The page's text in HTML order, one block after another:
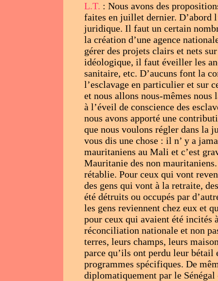
L.T. : Nous avons des
faites en juillet dernier. D’abord
juridique. Il faut un certain
la création d’une agence
gérer des projets clairs et nets
idéologique, il faut éveiller les
sanitaire, etc. D’aucuns font la
l’esclavage en particulier et sur
et nous allons nous-mêmes
à l’éveil de conscience des
nous avons apporté une
que nous voulons régler dans la
vous dis une chose : il n’ y a
mauritaniens au Mali et c’est
Mauritanie des non
rétablie. Pour ceux qui vont
des gens qui vont à la retraite,
été détruits ou occupés par
les gens reviennent chez eux et
pour ceux qui avaient été incités
réconciliation nationale et non
terres, leurs champs, leurs
parce qu’ils ont perdu leur
programmes spécifiques. De
diplomatiquement par le